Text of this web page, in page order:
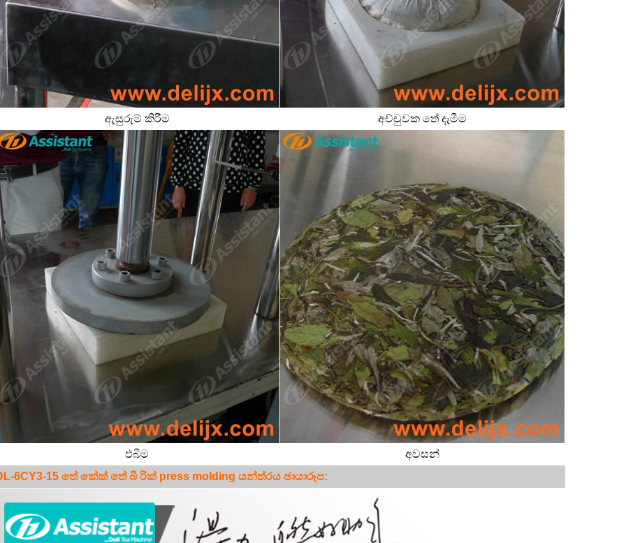
ඇසුරුම් කිරීම අච්චුවක තේ දැමීම
එබීම
අවසන්
6CY3-15 තේ කේක් තේ බීරික් press molding යන්ත්රයඡායාරූප: